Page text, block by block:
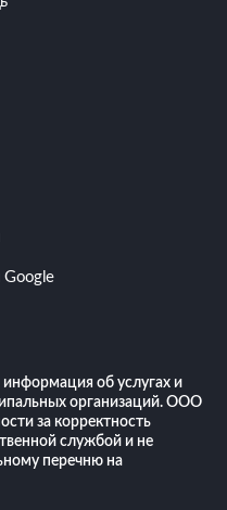
Google
информация об услугах и
организаций. ООО
за корректность
службой и не
перечню на